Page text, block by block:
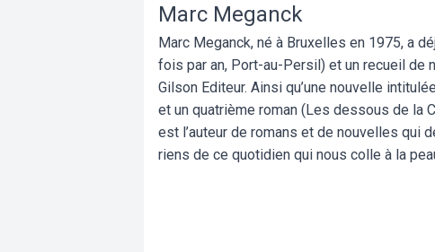
Marc Meganck
Marc Meganck, né à Bruxelles en 1975, a
fois par an, Port-au-Persil) et un recueil de
Gilson Editeur. Ainsi qu’une nouvelle
et un quatrième roman (Les dessous de la
est l’auteur de romans et de nouvelles qui
riens de ce quotidien qui nous colle à la